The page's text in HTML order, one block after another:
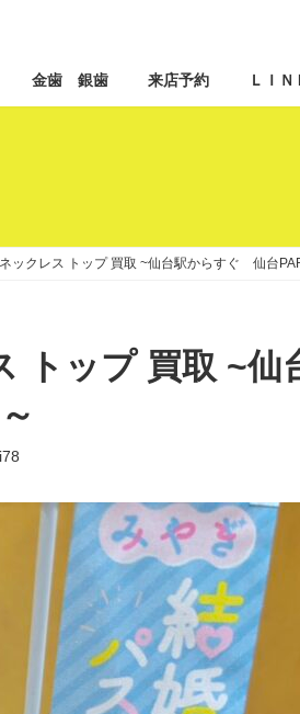
金歯 銀歯 来店予約 ＬＩ
ックレス トップ 買取 ~仙台駅からすぐ 仙台
トップ 買取 ~仙